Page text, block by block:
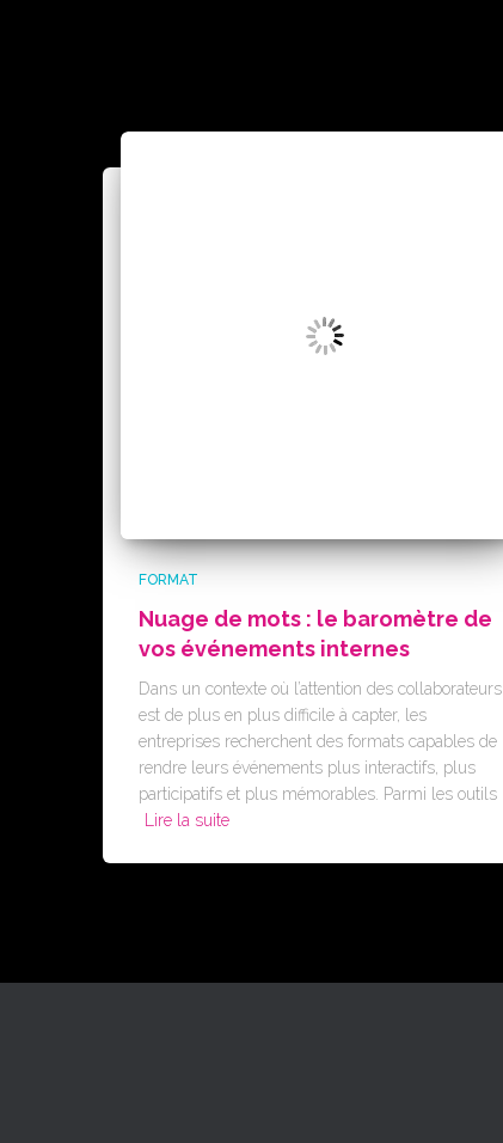
FORMAT
Nuage de mots : le baromètre de
vos événements internes
Dans un contexte où l’attention des collaborateurs
est de plus en plus difficile à capter, les
entreprises recherchent des formats capables de
rendre leurs événements plus interactifs, plus
participatifs et plus mémorables. Parmi les outils
Lire la suite